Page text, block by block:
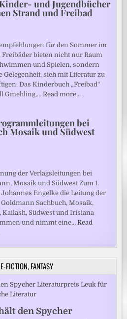
und Jugendbücher
Strand und Freibad
für den Sommer im
Freibäder bieten nicht nur Raum
und Spielen, sondern
Gelegenheit, sich mit Literatur zu
Das Kinderbuch „Freibad“
Gmehling,…Read more…
bei
Mosaik und Südwest
der Verlagsleitungen bei
Mosaik und Südwest Zum 1.
Engelke die Leitung der
Goldmann Sachbuch, Mosaik,
Kailash, Südwest und Irisiana
und nimmt eine…Read
FICTION, FANTASY
den Spycher